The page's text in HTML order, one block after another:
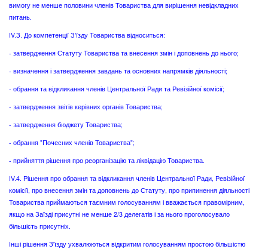
вимогу не менше половини членів Товариства для вирішення невідкладних
питань.
IV.З. До компетенції З'їзду Товариства відноситься:
- затвердження Статуту Товариства та внесення змін і доповнень до нього;
- визначення і затвердження завдань та основних напрямків діяльності;
- обрання та відкликання членів Центральної Ради та Ревізійної комісії;
- затвердження звітів керівних органів Товариства;
- затвердження бюджету Товариства;
- обрання "Почесних членів Товариства";
- прийняття рішення про реорганізацію та ліквідацію Товариства.
IV.4. Рішення про обрання та відкликання членів Центральної Ради, Ревізійної
комісії, про внесення змін та доповнень до Статуту, про припинення діяльності
Товариства приймаються таємним голосуванням і вважається правомірним,
якщо на Заїзді присутні не менше 2/3 делегатів і за нього проголосувало
більшість присутніх.
Інші рішення З'їзду ухвалюються відкритим голосуванням простою більшістю